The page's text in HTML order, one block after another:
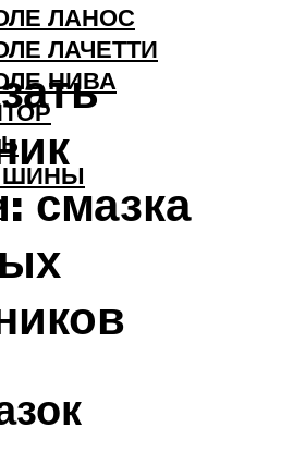
ЛАНОС
ЛАЧЕТТИ
НИВА
ШИНЫ
смазка